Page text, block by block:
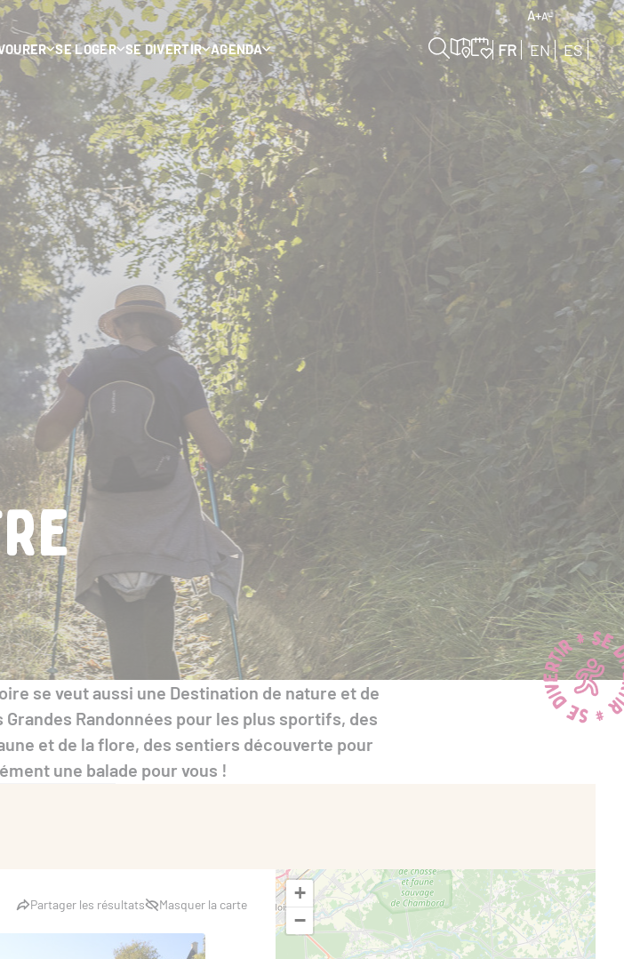
SE LOGER SE DIVERTIR AGENDA FR EN ES
A+A-
se veut aussi une Destination de nature et de
Randonnées pour les plus sportifs, des
et de la flore, des sentiers découverte pour
une balade pour vous !
Partager les résultats Masquer la carte
+
−